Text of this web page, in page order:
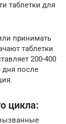
таблетки для
принимать
таблетки
200-400
дня после
цикла: